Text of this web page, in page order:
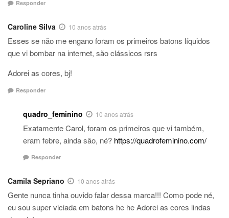
Responder
Caroline Silva 10 anos atrás
Esses se não me engano foram os primeiros batons líquidos
que vi bombar na internet, são clássicos rsrs
Adorei as cores, bj!
Responder
quadro_feminino 10 anos atrás
Exatamente Carol, foram os primeiros que vi também,
eram febre, ainda são, né? https://quadrofeminino.com/
Responder
Camila Sepriano 10 anos atrás
Gente nunca tinha ouvido falar dessa marca!!! Como pode né,
eu sou super viciada em batons he he Adorei as cores lindas